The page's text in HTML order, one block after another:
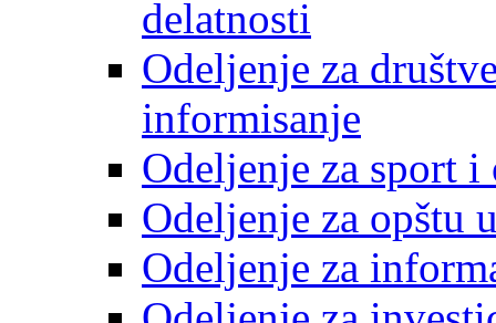
delatnosti
Odeljenje za
informisanje
Odeljenje za sport
Odeljenje za opštu
Odeljenje za